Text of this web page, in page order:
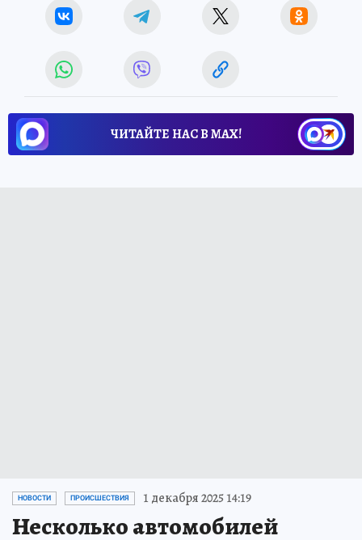
ЧИТАЙТЕ НАС В МАХ!
НОВОСТИ ПРОИСШЕСТВИЯ 1 декабря 2025 14:19
Несколько автомобилей